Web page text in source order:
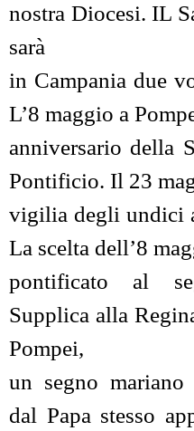
nostra Diocesi. IL
sarà
in Campania due
L’8 maggio a
anniversario della
Pontificio. Il 23
vigilia degli undici
La scelta dell’8
pontificato al
Supplica alla
Pompei,
un segno
dal Papa stesso